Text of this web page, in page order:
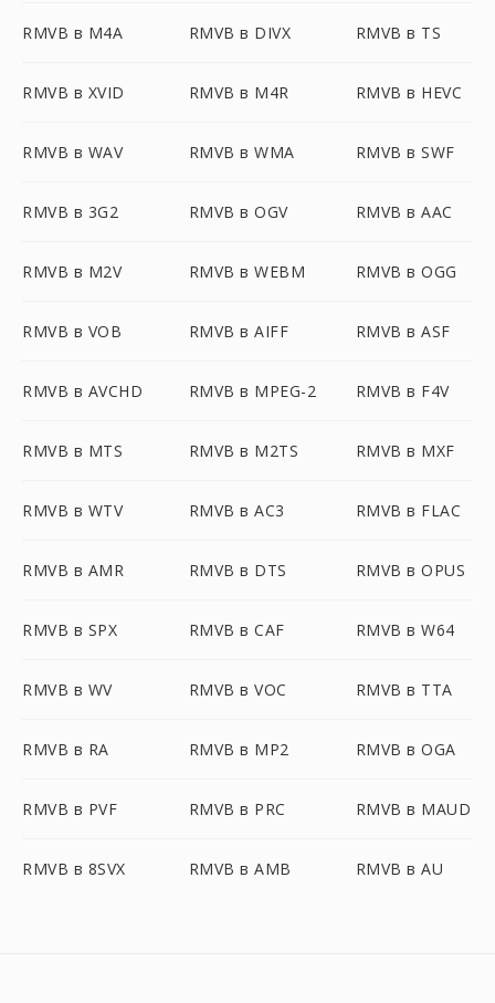
RMVB в M4A RMVB в DIVX RMVB в TS
RMVB в XVID RMVB в M4R RMVB в HEVC
RMVB в WAV RMVB в WMA RMVB в SWF
RMVB в 3G2 RMVB в OGV RMVB в AAC
RMVB в M2V RMVB в WEBM RMVB в OGG
RMVB в VOB RMVB в AIFF RMVB в ASF
RMVB в AVCHD RMVB в MPEG-2 RMVB в F4V
RMVB в MTS RMVB в M2TS RMVB в MXF
RMVB в WTV RMVB в AC3 RMVB в FLAC
RMVB в AMR RMVB в DTS RMVB в OPUS
RMVB в SPX RMVB в CAF RMVB в W64
RMVB в WV RMVB в VOC RMVB в TTA
RMVB в RA RMVB в MP2 RMVB в OGA
RMVB в PVF RMVB в PRC RMVB в MAUD
RMVB в 8SVX RMVB в AMB RMVB в AU